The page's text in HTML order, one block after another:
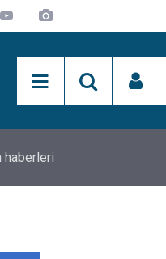
Nedir?
haberleri